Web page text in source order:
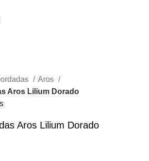
Aros
Aros Lilium Dorado
Aros Lilium Dorado